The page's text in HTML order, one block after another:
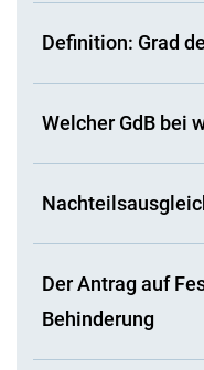
Definition: Grad
Welcher GdB bei
Der Antrag auf
Behinderung